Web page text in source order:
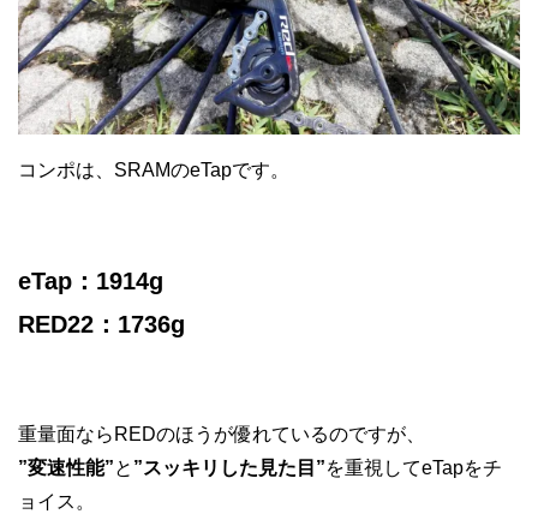
コンポは、SRAMのeTapです。
eTap：1914g
RED22：1736g
重量面ならREDのほうが優れているのですが、
”変速性能”と ”スッキリした見た目”を重視してeTapをチ
ョイス。